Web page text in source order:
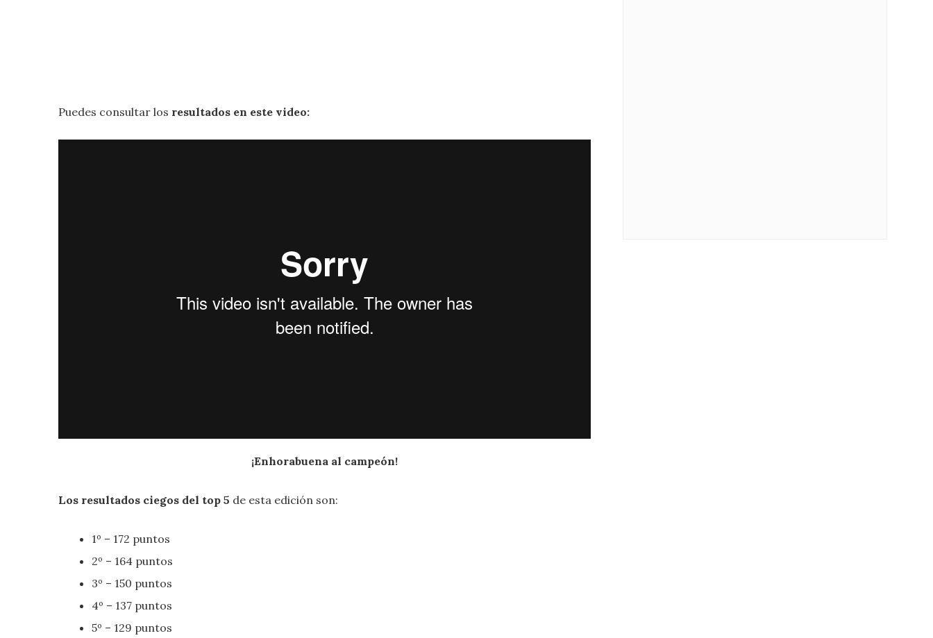
Puedes consultar los resultados en este video:
¡Enhorabuena al campeón!
Los resultados ciegos del top 5 de esta edición son:
1º – 172 puntos
2º – 164 puntos
3º – 150 puntos
4º – 137 puntos
5º – 129 puntos